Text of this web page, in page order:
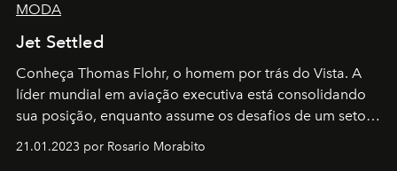
MODA
Jet Settled
Conheça Thomas Flohr, o homem por trás do Vista. A
líder mundial em aviação executiva está consolidando
sua posição, enquanto assume os desafios de um setor
em rápida evolução e redefinindo o conceito de luxo
21.01.2023 por Rosario Morabito